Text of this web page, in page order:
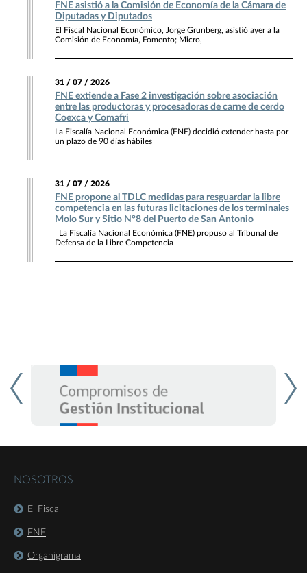
FNE asistió a la Comisión de Economía de la Cámara de
Diputadas y Diputados
El Fiscal Nacional Económico, Jorge Grunberg, asistió ayer a la
Comisión de Economía, Fomento; Micro,
31 / 07 / 2026
FNE extiende a Fase 2 investigación sobre asociación
entre las productoras y procesadoras de carne de cerdo
Coexca y Comafri
La Fiscalía Nacional Económica (FNE) decidió extender hasta por
un plazo de 90 días hábiles
31 / 07 / 2026
FNE propone al TDLC medidas para resguardar la libre
competencia en las futuras licitaciones de los terminales
Molo Sur y Sitio N°8 del Puerto de San Antonio
La Fiscalía Nacional Económica (FNE) propuso al Tribunal de
Defensa de la Libre Competencia
NOSOTROS
El Fiscal
FNE
Organigrama